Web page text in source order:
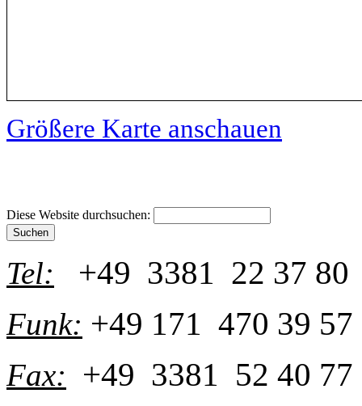
Größere Karte anschauen
Diese Website durchsuchen:
Tel: +49 3381 22 37 80
Funk: +49 171 470 39 57
Fax: +49 3381 52 40 77